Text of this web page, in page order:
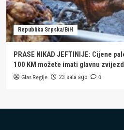
Republika Srpska/BiH
PRASE NIKAD JEFTINIJE: Cijene
100 KM možete imati glavnu
Glas Regije 23 sata ago 0